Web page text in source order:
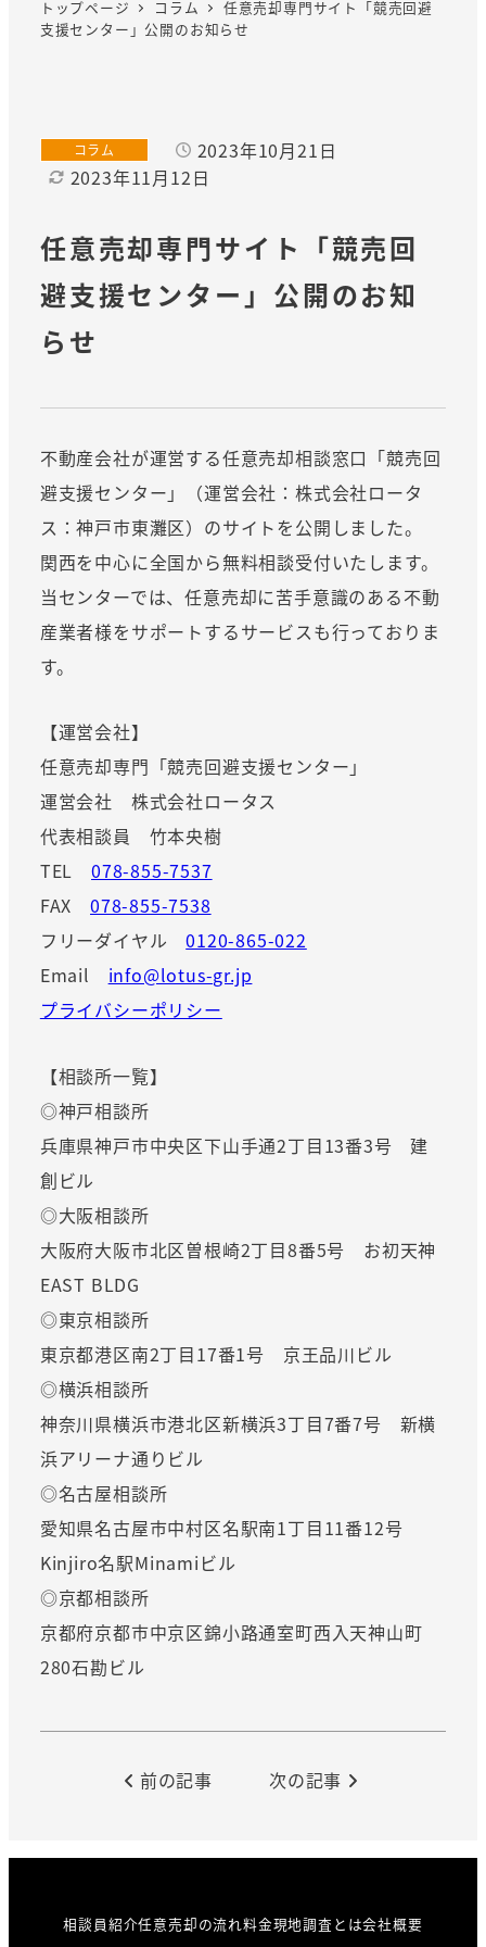
トップページ コラム
任意売却専門サイト「競売回避
支援センター」公開のお知らせ
任意売却専門サイト「競売回
避支援センター」公開のお知
らせ
投稿日2023年10月21日
更新日2023年11月12日
カテゴリー
コラム
不動産会社が運営する任意売却相談窓口「競売回
避支援センター」（運営会社：株式会社ロータ
ス：神戸市東灘区）のサイトを公開しました。
関西を中心に全国から無料相談受付いたします。
当センターでは、任意売却に苦手意識のある不動
産業者様をサポートするサービスも行っておりま
す。
【運営会社】
任意売却専門「競売回避支援センター」
運営会社 株式会社ロータス
代表相談員 竹本央樹
TEL 078-855-7537
FAX 078-855-7538
フリーダイヤル0120-865-022
Email info@lotus-gr.jp
プライバシーポリシー
【相談所一覧】
◎神戸相談所
兵庫県神戸市中央区下山手通2丁目13番3号 建
創ビル
◎大阪相談所
大阪府大阪市北区曽根崎2丁目8番5号 お初天神
EAST BLDG
◎東京相談所
東京都港区南2丁目17番1号 京王品川ビル
◎横浜相談所
神奈川県横浜市港北区新横浜3丁目7番7号 新横
浜アリーナ通りビル
◎名古屋相談所
愛知県名古屋市中村区名駅南1丁目11番12号
Kinjiro名駅Minamiビル
◎京都相談所
京都府京都市中京区錦小路通室町西入天神山町
280石勘ビル
前の記事 次の記事
相談員紹介任意売却の流れ料金現地調査とは会社概要